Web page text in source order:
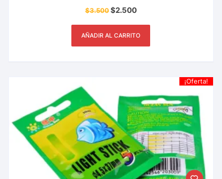
$3.500$2.500
AÑADIR AL CARRITO
¡Oferta!